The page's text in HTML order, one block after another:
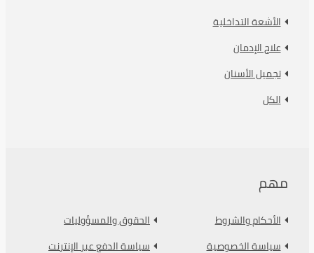
الأشعة التداخلية
علاج الإدمان
تجميل الأسنان
الكل
مهم
الأحكام والشروط
سياسة الخصوصية
الحقوق والمسؤوليات
سياسة الدفع عبر الإنترنت